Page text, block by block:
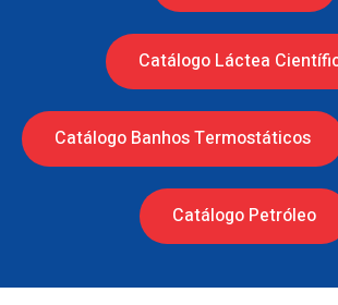
Catálogo Láctea
Catálogo Banhos Termostáticos
Catálogo Petróleo